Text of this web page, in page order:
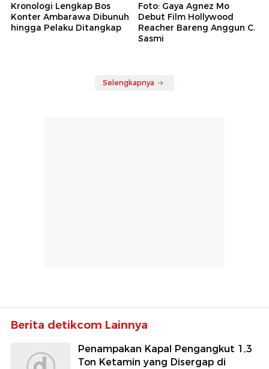
Kronologi Lengkap Bos
Konter Ambarawa Dibunuh
hingga Pelaku Ditangkap
Foto: Gaya Agnez Mo
Debut Film Hollywood
Reacher Bareng Anggun C.
Sasmi
Selengkapnya
Berita detikcom Lainnya
Penampakan Kapal Pengangkut 1,3
Ton Ketamin yang Disergap di